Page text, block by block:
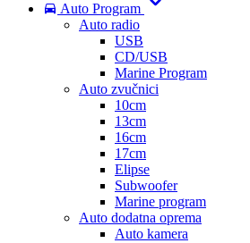
Auto Program
Auto radio
USB
CD/USB
Marine Program
Auto zvučnici
10cm
13cm
16cm
17cm
Elipse
Subwoofer
Marine program
Auto dodatna oprema
Auto kamera